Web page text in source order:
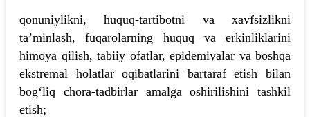
qonuniylikni, huquq-tartibotni va xavfsizlikni
ta’minlash, fuqarolarning huquq va erkinliklarini
himoya qilish, tabiiy ofatlar, epidemiyalar va boshqa
ekstremal holatlar oqibatlarini bartaraf etish bilan
bog‘liq chora-tadbirlar amalga oshirilishini tashkil
etish;